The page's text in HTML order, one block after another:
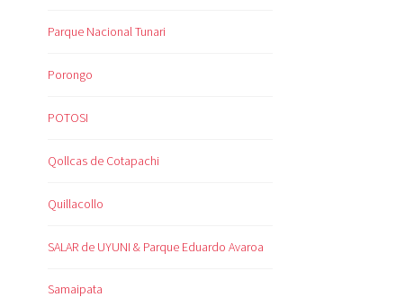
Parque Nacional Tunari
Porongo
POTOSI
Qollcas de Cotapachi
Quillacollo
SALAR de UYUNI & Parque Eduardo Avaroa
Samaipata